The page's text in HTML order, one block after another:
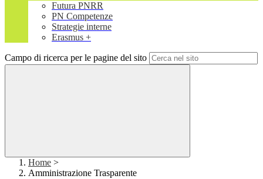
Futura PNRR
PN Competenze
Strategie interne
Erasmus +
Campo di ricerca per le pagine del sito
Home >
Amministrazione Trasparente